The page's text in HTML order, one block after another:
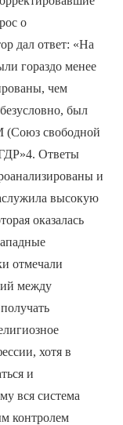
о
дал ответ: «На
гораздо менее
чем
был
свободной
Ответы
и
высокую
оказалась
отмечали
между
хотя в
и
вся система
контролем